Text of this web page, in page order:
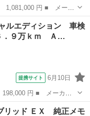
タム ■ グレード
純正 ＳＤナビ／ホン
ルエディション 車検
．９万ｋｍ Ａ…
提携サイト 6月10日
ド名： スペシャルエ
万ｋｍ ＡＴ エアコ
リッド ＥＸ 純正メモ